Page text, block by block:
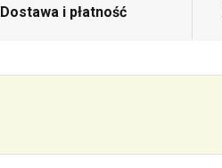
Dostawa i płatność